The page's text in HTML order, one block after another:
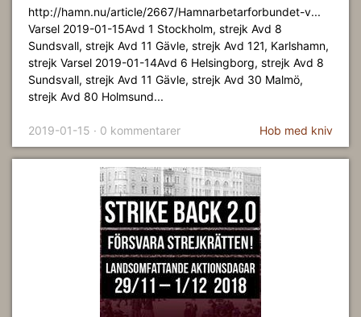
http://hamn.nu/article/2667/Hamnarbetarforbundet-v...
Varsel 2019-01-15Avd 1 Stockholm, strejk Avd 8
Sundsvall, strejk Avd 11 Gävle, strejk Avd 121, Karlshamn,
strejk Varsel 2019-01-14Avd 6 Helsingborg, strejk Avd 8
Sundsvall, strejk Avd 11 Gävle, strejk Avd 30 Malmö,
strejk Avd 80 Holmsund...
2019-01-15 · 0 kommentarer Hob med kniv